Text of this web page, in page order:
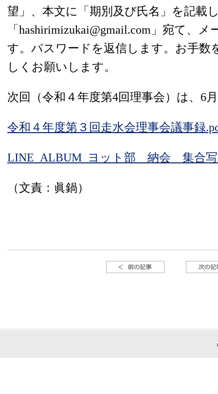
望」、本文に「期別及び氏名」を記載
「hashirimizukai@gmail.com」宛て、
す。パスワードを返信します。お手数
しくお願いします。
次回（令和４年度第4回理事会）は、6
令和４年度第３回走水会理事会議事録
LINE_ALBUM_ヨット部 納会 集合写
（文責：眞鍋）